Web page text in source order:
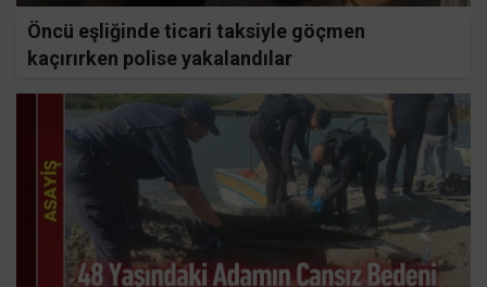
Öncü eşliğinde ticari taksiyle göçmen
kaçırırken polise yakalandılar